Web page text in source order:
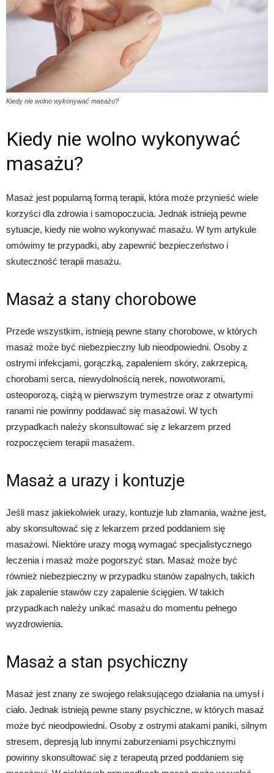
Kiedy nie wolno wykonywać masażu?
Kiedy nie wolno wykonywać
masażu?
Masaż jest popularną formą terapii, która może przynieść wiele
korzyści dla zdrowia i samopoczucia. Jednak istnieją pewne
sytuacje, kiedy nie wolno wykonywać masażu. W tym artykule
omówimy te przypadki, aby zapewnić bezpieczeństwo i
skuteczność terapii masażu.
Masaż a stany chorobowe
Przede wszystkim, istnieją pewne stany chorobowe, w których
masaż może być niebezpieczny lub nieodpowiedni. Osoby z
ostrymi infekcjami, gorączką, zapaleniem skóry, zakrzepicą,
chorobami serca, niewydolnością nerek, nowotworami,
osteoporozą, ciążą w pierwszym trymestrze oraz z otwartymi
ranami nie powinny poddawać się masażowi. W tych
przypadkach należy skonsultować się z lekarzem przed
rozpoczęciem terapii masażem.
Masaż a urazy i kontuzje
Jeśli masz jakiekolwiek urazy, kontuzje lub złamania, ważne jest,
aby skonsultować się z lekarzem przed poddaniem się
masażowi. Niektóre urazy mogą wymagać specjalistycznego
leczenia i masaż może pogorszyć stan. Masaż może być
również niebezpieczny w przypadku stanów zapalnych, takich
jak zapalenie stawów czy zapalenie ścięgien. W takich
przypadkach należy unikać masażu do momentu pełnego
wyzdrowienia.
Masaż a stan psychiczny
Masaż jest znany ze swojego relaksującego działania na umysł i
ciało. Jednak istnieją pewne stany psychiczne, w których masaż
może być nieodpowiedni. Osoby z ostrymi atakami paniki, silnym
stresem, depresją lub innymi zaburzeniami psychicznymi
powinny skonsultować się z terapeutą przed poddaniem się